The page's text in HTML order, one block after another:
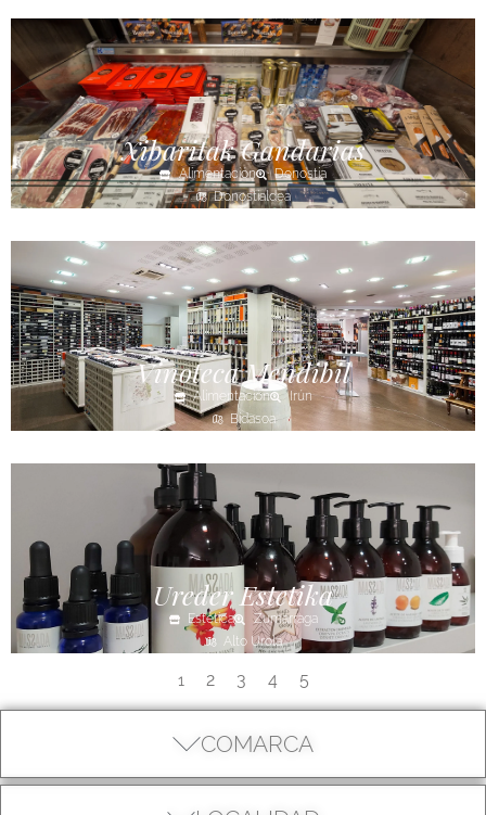
COMARCA
Xibaritak Gandarias
Alimentación
Donostia
Donostialdea
Vinoteca Mendibil
Alimentación
Irún
Bidasoa
Ureder Estetika
Estética
Zumarraga
Alto Urola
1 2 3 4 5